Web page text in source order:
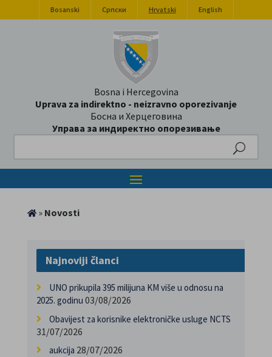
Bosanski Српски Hrvatski English
Bosna i Hercegovina
Uprava za indirektno - neizravno oporezivanje
Босна и Херцеговина
Управа за индиректно опорезивање
» Novosti
Najnoviji članci
UNO prikupila 395 milijuna KM više u odnosu na
2025. godinu 03/08/2026
Obavijest za korisnike elektroničke usluge NCTS
31/07/2026
aukcija 28/07/2026